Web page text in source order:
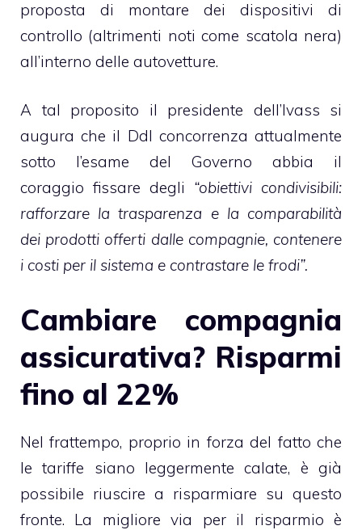
proposta di montare dei dispositivi di
controllo (altrimenti noti come scatola nera)
all’interno delle autovetture.
A tal proposito il presidente dell’Ivass si
augura che il Ddl concorrenza attualmente
sotto l’esame del Governo abbia il
coraggio fissare degli “obiettivi condivisibili:
rafforzare la trasparenza e la comparabilità
dei prodotti offerti dalle compagnie, contenere
i costi per il sistema e contrastare le frodi”.
Cambiare compagnia
assicurativa? Risparmi
fino al 22%
Nel frattempo, proprio in forza del fatto che
le tariffe siano leggermente calate, è già
possibile riuscire a risparmiare su questo
fronte. La migliore via per il risparmio è